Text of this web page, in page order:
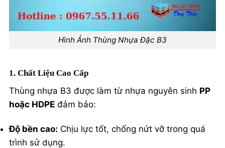
Hình Ảnh Thùng Nhựa Đặc B3
1. Chất Liệu Cao Cấp
Thùng nhựa B3 được làm từ nhựa nguyên sinh PP
hoặc HDPE đảm bảo:
Độ bền cao: Chịu lực tốt, chống nứt vỡ trong quá
trình sử dụng.